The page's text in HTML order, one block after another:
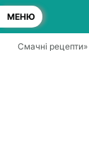
МЕНЮ
Смачні рецепти»